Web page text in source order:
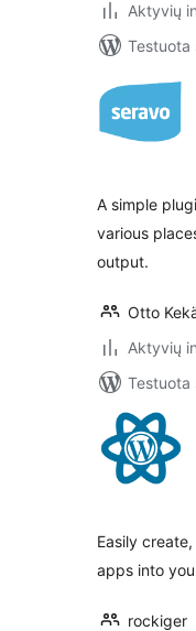
Aktyvių
Testuota
A simple
various
output.
Otto
Aktyvių
Testuota
Easily
apps into
rockiger